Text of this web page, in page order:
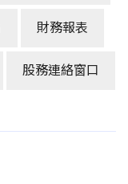
財務報表
股務連絡窗口